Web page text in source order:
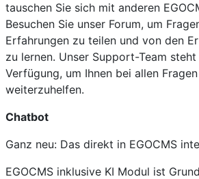
tauschen Sie sich mit anderen
Besuchen Sie unser Forum, um
Erfahrungen zu teilen und von den
zu lernen. Unser Support-Team
Verfügung, um Ihnen bei allen
weiterzuhelfen.
Chatbot
Ganz neu: Das direkt in EGOCMS
EGOCMS inklusive KI Modul ist